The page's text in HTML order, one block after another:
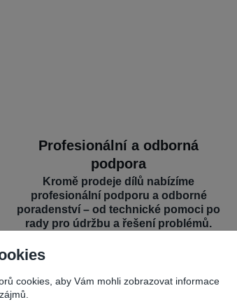
Profesionální a odborná
podpora
Kromě prodeje dílů nabízíme
profesionální podporu a odborné
poradenství – od technické pomoci po
rady pro údržbu a řešení problémů.
cookies, aby Vám mohli zobrazovat informace